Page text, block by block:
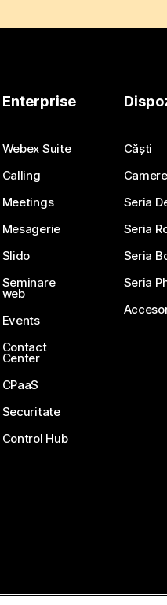
Enterprise
Webex Suite
Calling
Meetings
Mesagerie
Slido
Seminare
web
Events
Contact
Center
CPaaS
Securitate
Control Hub
Căști
Camere
Seria
Seria
Seria
Seria